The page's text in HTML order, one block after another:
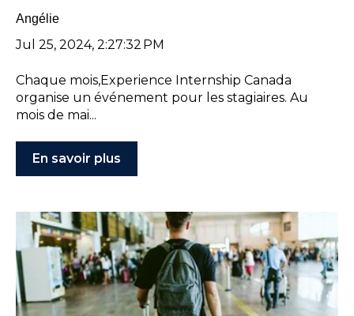
Angélie
Jul 25, 2024, 2:27:32 PM
Chaque mois,Experience Internship Canada
organise un événement pour les stagiaires. Au
mois de mai...
En savoir plus